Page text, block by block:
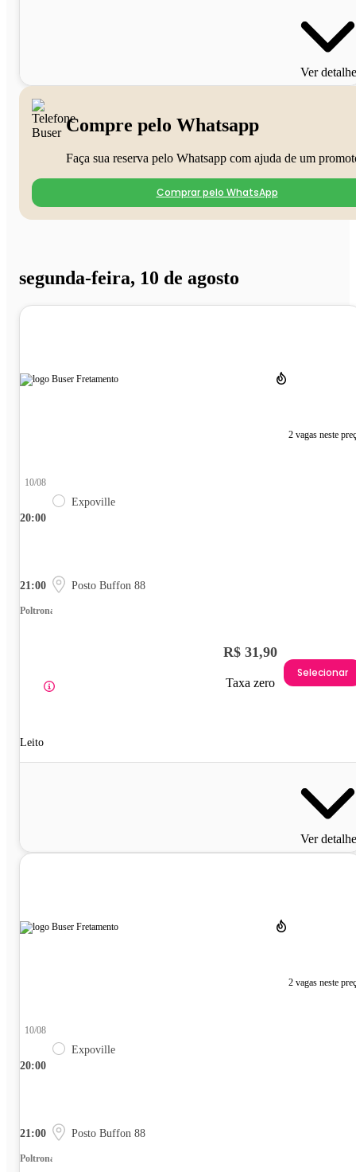
Ver
Compre pelo Whatsapp
Faça sua reserva pelo Whatsapp com ajuda de um
Comprar pelo WhatsApp
segunda-feira, 10 de agosto
2 vagas neste
20:00
10/08
Expoville
21:00 Posto Buffon 88
Poltrona
Leito
R$ 31,90
Taxa zero
Selecionar
Ver
2 vagas neste
20:00
10/08
Expoville
21:00 Posto Buffon 88
Poltrona